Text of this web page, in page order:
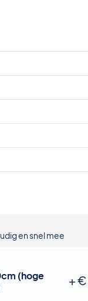
en snel mee
(hoge
+€